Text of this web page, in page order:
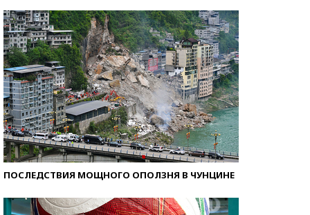
ПОСЛЕДСТВИЯ МОЩНОГО ОПОЛЗНЯ В ЧУНЦИНЕ